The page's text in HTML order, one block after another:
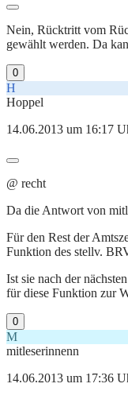
Nein, Rücktritt vom
gewählt werden. Da
0
H
Hoppel
14.06.2013 um 16:17
@ recht
Da die Antwort von
Für den Rest der
Funktion des stellv.
Ist sie nach der
für diese Funktion zur
0
M
mitleserinnenn
14.06.2013 um 17:36